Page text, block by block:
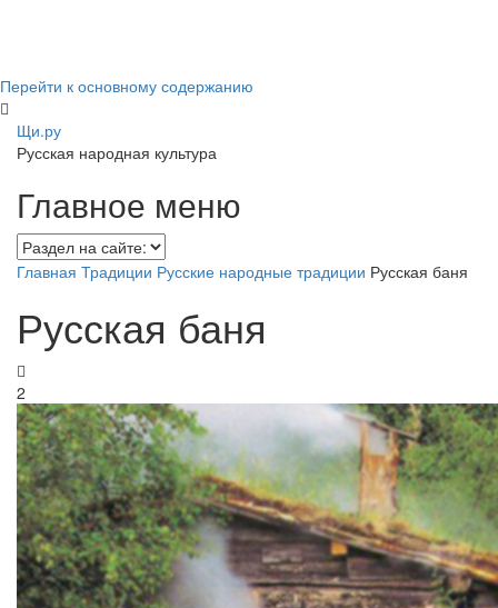
Перейти к основному содержанию
Щи.ру
Русская народная культура
Главное меню
Главная Традиции Русские народные традиции Русская баня
Русская баня
2